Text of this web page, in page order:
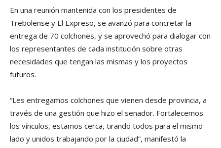
En una reunión mantenida con los presidentes de
Trebolense y El Expreso, se avanzó para concretar la
entrega de 70 colchones, y se aprovechó para dialogar con
los representantes de cada institución sobre otras
necesidades que tengan las mismas y los proyectos
futuros.
“Les entregamos colchones que vienen desde provincia, a
través de una gestión que hizo el senador. Fortalecemos
los vínculos, estamos cerca, tirando todos para el mismo
lado y unidos trabajando por la ciudad”, manifestó la